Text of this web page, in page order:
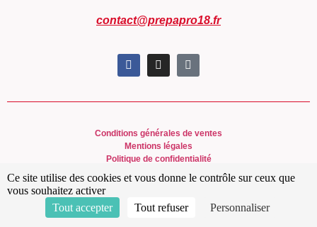
contact@prepapro18.fr
Conditions générales de ventes
Mentions légales
Politique de confidentialité
Ce site utilise des cookies et vous donne le contrôle sur ceux que
vous souhaitez activer
Tout accepter
Tout refuser Personnaliser